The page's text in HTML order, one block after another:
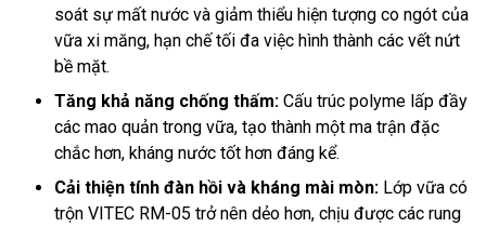
soát sự mất nước và giảm thiểu hiện tượng co ngót của
vữa xi măng, hạn chế tối đa việc hình thành các vết nứt
bề mặt.
Tăng khả năng chống thấm: Cấu trúc polyme lấp đầy
các mao quản trong vữa, tạo thành một ma trận đặc
chắc hơn, kháng nước tốt hơn đáng kể.
Cải thiện tính đàn hồi và kháng mài mòn: Lớp vữa có
trộn VITEC RM-05 trở nên dẻo hơn, chịu được các rung